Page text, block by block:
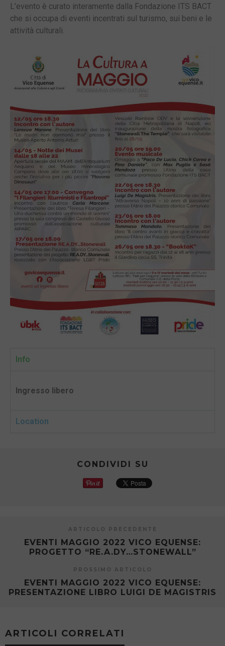
L’evento è curato interamente dalla Fondazione ITS BACT
che si occupa di eventi incentrati sul turismo, sui beni e le
attività culturali.
Info
Ingresso libero
Location
CONDIVIDI SU
ARTICOLO PRECEDENTE
EVENTI MAGGIO 2022 VICO EQUENSE:
PROGETTO “RE.A.DY…STONEWALL”
PROSSIMO ARTICOLO
EVENTI MAGGIO 2022 VICO EQUENSE:
PRESENTAZIONE LIBRO LUIGI DE MAGISTRIS
ARTICOLI CORRELATI